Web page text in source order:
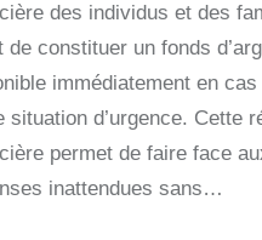
des individus et des
de constituer un fonds
immédiatement en cas
situation d’urgence. Cette
permet de faire face
inattendues sans…